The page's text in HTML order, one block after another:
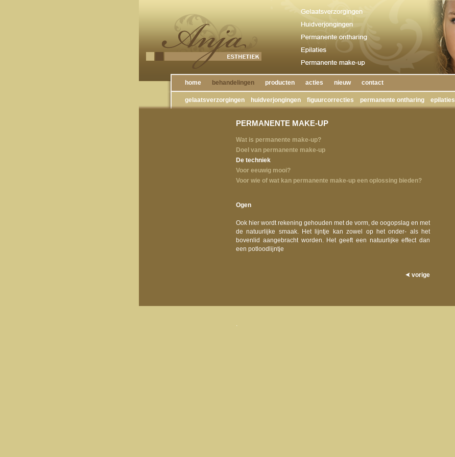
home behandelingen producten acties nieuw contact
gelaatsverzorgingen huidverjongingen figuurcorrecties permanente ontharing epilaties
PERMANENTE MAKE-UP
Wat is permanente make-up?
Doel van permanente make-up
De techniek
Voor eeuwig mooi?
Voor wie of wat kan permanente make-up een oplossing bieden?
Ogen
Ook hier wordt rekening gehouden met de vorm, de oogopslag en met
de natuurlijke smaak. Het lijntje kan zowel op het onder- als het
bovenlid aangebracht worden. Het geeft een natuurlijke effect dan
een potloodlijntje
vorige
.